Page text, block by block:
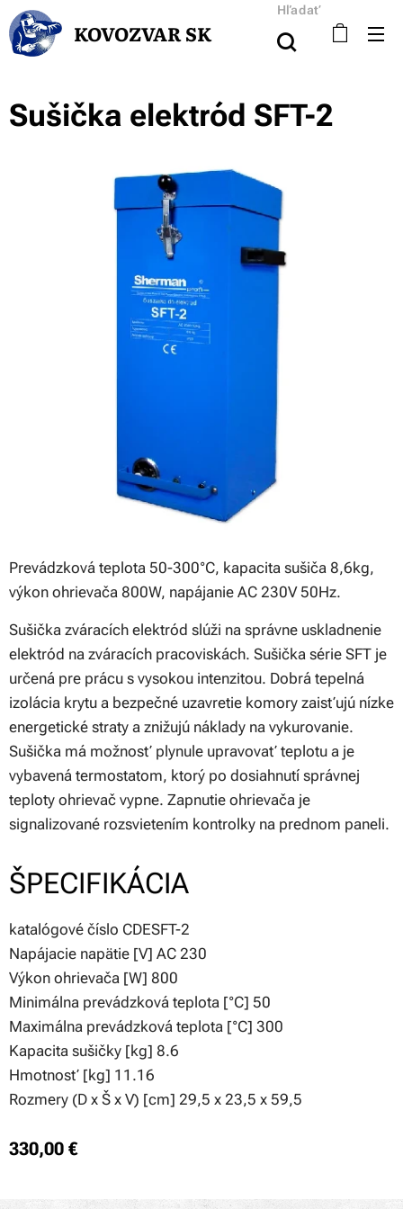
KOVOZVAR SK
Hľadať
Sušička elektród SFT-2
Prevádzková teplota 50-300°C, kapacita sušiča 8,6kg,
výkon ohrievača 800W, napájanie AC 230V 50Hz.
Sušička zváracích elektród slúži na správne uskladnenie
elektród na zváracích pracoviskách. Sušička série SFT je
určená pre prácu s vysokou intenzitou. Dobrá tepelná
izolácia krytu a bezpečné uzavretie komory zaisťujú nízke
energetické straty a znižujú náklady na vykurovanie.
Sušička má možnosť plynule upravovať teplotu a je
vybavená termostatom, ktorý po dosiahnutí správnej
teploty ohrievač vypne. Zapnutie ohrievača je
signalizované rozsvietením kontrolky na prednom paneli.
ŠPECIFIKÁCIA
katalógové číslo CDESFT-2
Napájacie napätie [V] AC 230
Výkon ohrievača [W] 800
Minimálna prevádzková teplota [°C] 50
Maximálna prevádzková teplota [°C] 300
Kapacita sušičky [kg] 8.6
Hmotnosť [kg] 11.16
Rozmery (D x Š x V) [cm] 29,5 x 23,5 x 59,5
330,00 €